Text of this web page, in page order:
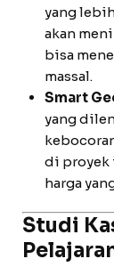
yang
akan
bisa
massal.
Smart
yang
di proyek
harga
Studi